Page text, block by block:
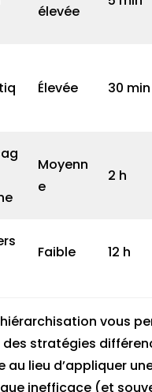
élevée
Élevée 30 min
Moyenn
e
2 h
Faible 12 h
vous
des stratégies
au lieu d’appliquer
inefficace (et